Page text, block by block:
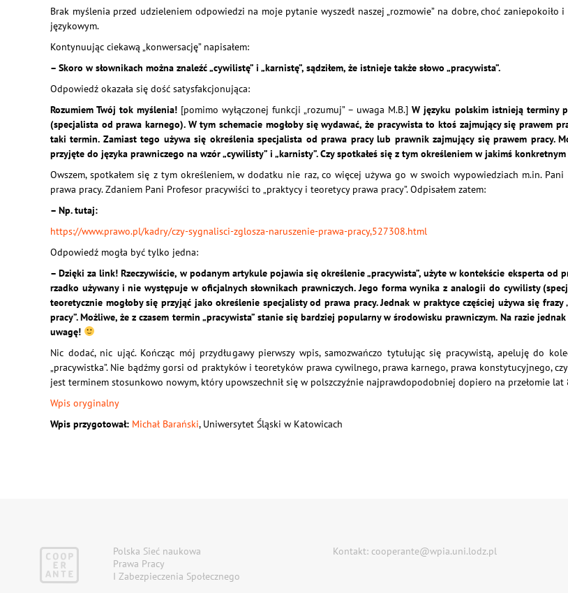
Brak myślenia przed udzieleniem odpowiedzi na moje pytanie wyszedł naszej „rozmowie” na dobre, choć zaniepokoiło
językowym.
Kontynuując ciekawą „konwersację” napisałem:
– Skoro w słownikach można znaleźć „cywilistę” i „karnistę”, sądziłem, że istnieje także słowo „pracywista”.
Odpowiedź okazała się dość satysfakcjonująca:
Rozumiem Twój tok myślenia! [pomimo wyłączonej funkcji „rozumuj” – uwaga M.B.]W języku polskim istnieją terminy
(specjalista od prawa karnego). W tym schemacie mogłoby się wydawać, że pracywista to ktoś zajmujący się prawem
taki termin. Zamiast tego używa się określenia specjalista od prawa pracy lub prawnik zajmujący się prawem pracy.
przyjęte do języka prawniczego na wzór „cywilisty” i „karnisty”. Czy spotkałeś się z tym określeniem w jakimś konkretnym
Owszem, spotkałem się z tym określeniem, w dodatku nie raz, co więcej używa go w swoich wypowiedziach m.in.
prawa pracy. Zdaniem Pani Profesor pracywiści to „praktycy i teoretycy prawa pracy”. Odpisałem zatem:
– Np. tutaj:
https://www.prawo.pl/kadry/czy-sygnalisci-zglosza-naruszenie-prawa-pracy,527308.html
Odpowiedź mogła być tylko jedna:
– Dzięki za link! Rzeczywiście, w podanym artykule pojawia się określenie „pracywista”, użyte w kontekście eksperta od
rzadko używany i nie występuje w oficjalnych słownikach prawniczych. Jego forma wynika z analogii do cywilisty
teoretycznie mogłoby się przyjąć jako określenie specjalisty od prawa pracy. Jednak w praktyce częściej używa się
pracy”. Możliwe, że z czasem termin „pracywista” stanie się bardziej popularny w środowisku prawniczym. Na razie
uwagę!
Nic dodać, nic ująć. Kończąc mój przydługawy pierwszy wpis, samozwańczo tytułując się pracywistą, apeluję do
„pracywistka”. Nie bądźmy gorsi od praktyków i teoretyków prawa cywilnego, prawa karnego, prawa konstytucyjnego,
jest terminem stosunkowo nowym, który upowszechnił się w polszczyźnie najprawdopodobniej dopiero na przełomie lat
Wpis oryginalny
Wpis przygotował: Michał Barański, Uniwersytet Śląski w Katowicach
Polska Sieć naukowa
Prawa Pracy
I Zabezpieczenia Społecznego
Kontakt: cooperante@wpia.uni.lodz.pl